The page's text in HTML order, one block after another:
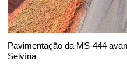
Pavimentação da MS-444
Selvíria